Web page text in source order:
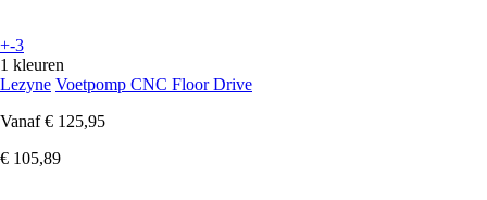
+-3
1 kleuren
Lezyne Voetpomp CNC Floor Drive
Vanaf € 125,95
€ 105,89